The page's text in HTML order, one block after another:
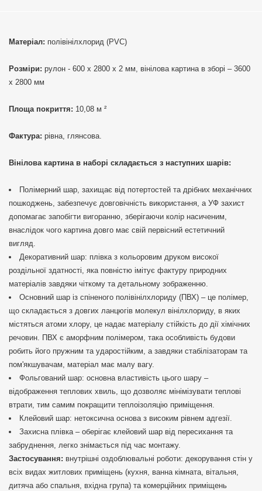
Матеріал: полівінілхлорид (PVC)
Розміри: рулон - 600 х 2800 х 2 мм, вінілова картина в зборі – 3600
х 2800 мм
Площа покриття: 10,08 м ²
Фактура: рівна, глянсова.
Вінілова картина в наборі складається з наступних шарів:
Полімерний шар, захищає від потертостей та дрібних механічних
пошкоджень, забезпечує довговічність використання, а УФ захист
допомагає запобігти вигоранню, зберігаючи колір насиченим,
внаслідок чого картина довго має свій первісний естетичний
вигляд.
Декоративний шар: плівка з кольоровим друком високої
роздільної здатності, яка повністю імітує фактуру природних
матеріалів завдяки чіткому та детальному зображенню.
Основний шар із спіненого полівінілхлориду (ПВХ) – це полімер,
що складається з довгих ланцюгів молекул вінілхлориду, в яких
містяться атоми хлору, це надає матеріалу стійкість до дії хімічних
речовин. ПВХ є аморфним полімером, така особливість будови
робить його пружним та ударостійким, а завдяки стабілізаторам та
пом'якшувачам, матеріал має малу вагу.
Фольгований шар: основна властивість цього шару –
відображення теплових хвиль, що дозволяє мінімізувати теплові
втрати, тим самим покращити теплоізоляцію приміщення.
Клейовий шар: нетоксична основа з високим рівнем адгезії.
Захисна плівка – оберігає клейовий шар від пересихання та
забруднення, легко знімається під час монтажу.
Застосування: внутрішні оздоблювальні роботи: декорування стін у
всіх видах житлових приміщень (кухня, ванна кімната, вітальня,
дитяча або спальня, вхідна група) та комерційних приміщень